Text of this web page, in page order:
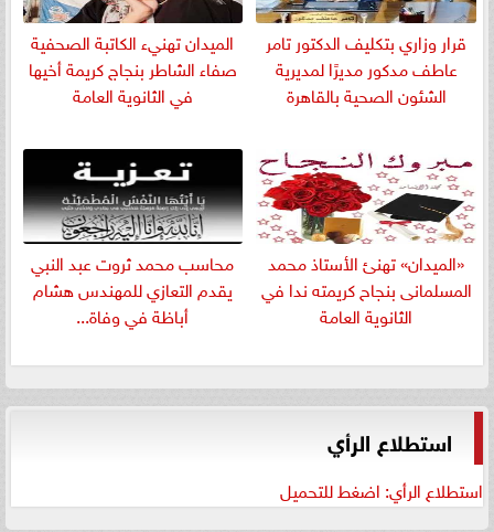
قرار وزاري بتكليف الدكتور تامر
عاطف مدكور مديرًا لمديرية
الشئون الصحية بالقاهرة
الميدان تهنيء الكاتبة الصحفية
صفاء الشاطر بنجاج كريمة أخيها
في الثانوية العامة
«الميدان» تهنئ الأستاذ محمد
المسلمانى بنجاح كريمته ندا في
الثانوية العامة
​محاسب محمد ثروت عبد النبي
يقدم التعازي للمهندس هشام
أباظة في وفاة...
استطلاع الرأي
استطلاع الرأي: اضغط للتحميل